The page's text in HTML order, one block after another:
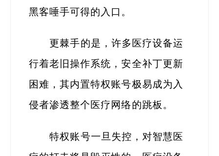
黑客唾手可得的入口。
更棘手的是，许多医疗设备运
行着老旧操作系统，安全补丁更新
困难，其内置特权账号极易成为入
侵者渗透整个医疗网络的跳板。
特权账号一旦失控，对智慧医